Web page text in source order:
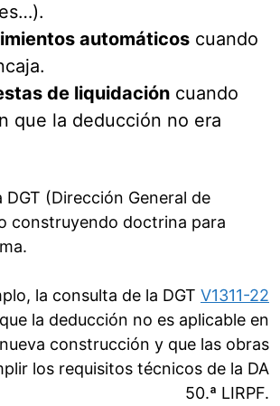
automáticos cuando
de liquidación cuando
que la deducción no era
DGT (Dirección General de
construyendo doctrina para
la consulta de la DGT V1311-22
la deducción no es aplicable en
construcción y que las obras
los requisitos técnicos de la DA
50.ª LIRPF.